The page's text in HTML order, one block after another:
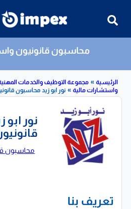
محاسبون قانونيون
»
مجموعة التوظيف والخدمات المهنية
مالية
»
نور ابو زيد محاسبون قانونيون
نور
تعريف بنا